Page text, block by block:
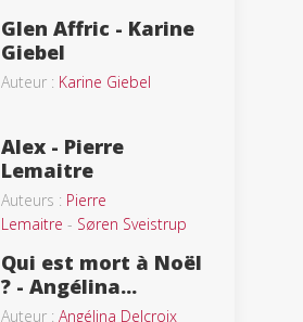
Glen Affric - Karine
Giebel
Auteur : Karine Giebel
Alex - Pierre
Lemaitre
Auteurs : Pierre
Lemaitre - Søren Sveistrup
Qui est mort à Noël
? - Angélina...
Auteur : Angélina Delcroix